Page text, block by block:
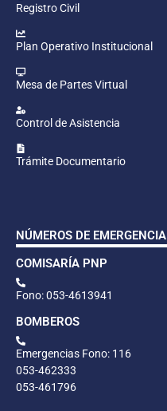
Registro Civil
Plan Operativo Institucional
Mesa de Partes Virtual
Control de Asistencia
Trámite Documentario
NÚMEROS DE EMERGENCIA
COMISARÍA PNP
Fono: 053-4613941
BOMBEROS
Emergencias Fono: 116
053-462333
053-461796